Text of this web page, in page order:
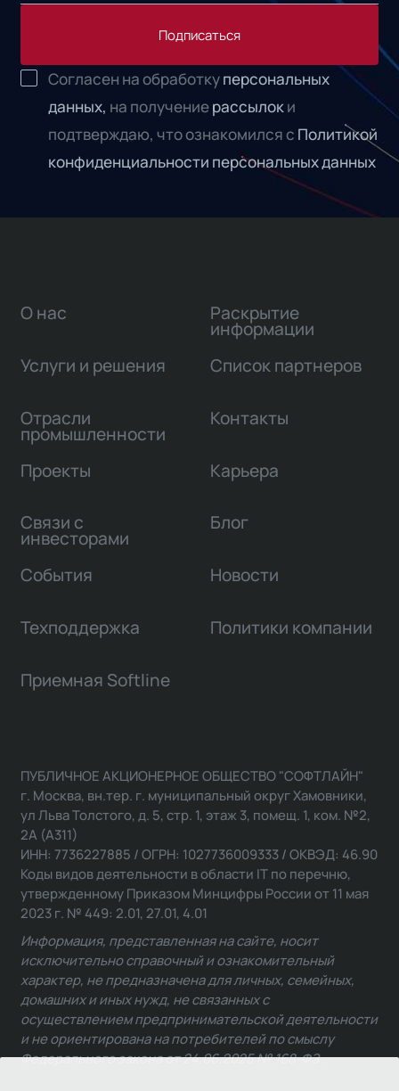
Подписаться
Согласен на обработкуперсональных
данных, на получениерассылоки
подтверждаю, что ознакомился с Политикой
конфиденциальности персональных данных
О нас
Услуги и решения
Отрасли
промышленности
Проекты
Связи с
инвесторами
Раскрытие
информации
Список партнеров
Контакты
Карьера
Блог
События Новости
Техподдержка Политики компании
Приемная Softline
ПУБЛИЧНОЕ АКЦИОНЕРНОЕ ОБЩЕСТВО "СОФТЛАЙН"
г. Москва, вн.тер. г. муниципальный округ Хамовники,
ул Льва Толстого, д. 5, стр. 1, этаж 3, помещ. 1, ком. №2,
2А (А311)
ИНН: 7736227885 / ОГРН: 1027736009333 / ОКВЭД: 46.90
Коды видов деятельности в области IT по перечню,
утвержденному Приказом Минцифры России от 11 мая
2023 г. № 449: 2.01, 27.01, 4.01
Информация, представленная на сайте, носит
исключительно справочный и ознакомительный
характер, не предназначена для личных, семейных,
домашних и иных нужд, не связанных с
осуществлением предпринимательской деятельности
и не ориентирована на потребителей по смыслу
Федерального закона от 24.06.2025 № 168-ФЗ.